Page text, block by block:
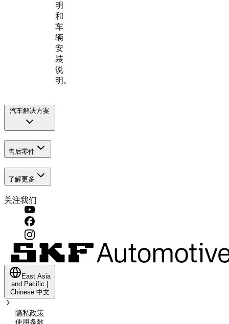
明
和
车
辆
安
装
说
明。
汽车解决方案
售后零件
了解更多
关注我们
East Asia
and Pacific
Chinese 中文
隐私政策
使用条款